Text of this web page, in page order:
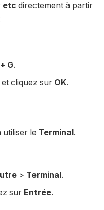
etc directement à partir
G.
cliquez sur OK.
utiliser le Terminal.
> Terminal.
sur Entrée.